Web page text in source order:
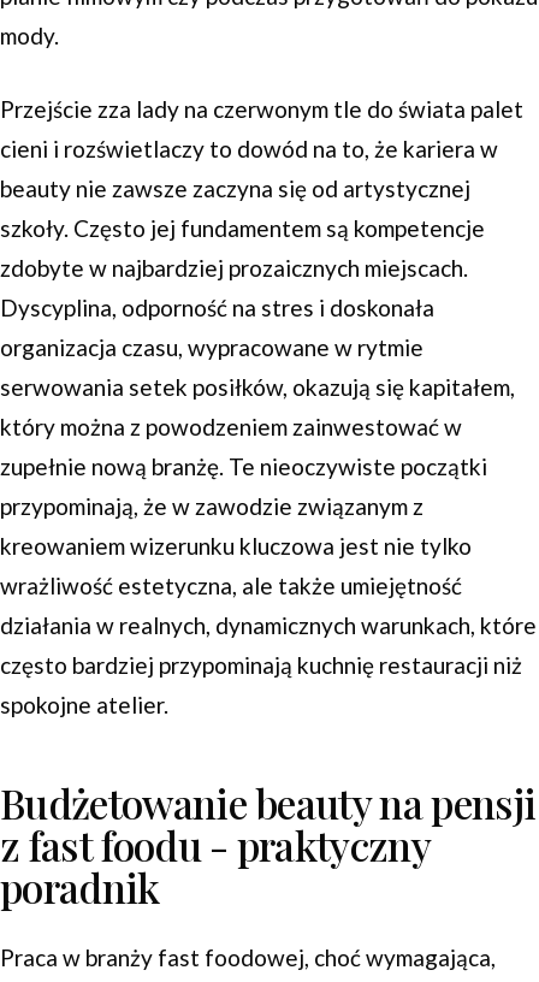
mody.
Przejście zza lady na czerwonym tle do świata palet
cieni i rozświetlaczy to dowód na to, że kariera w
beauty nie zawsze zaczyna się od artystycznej
szkoły. Często jej fundamentem są kompetencje
zdobyte w najbardziej prozaicznych miejscach.
Dyscyplina, odporność na stres i doskonała
organizacja czasu, wypracowane w rytmie
serwowania setek posiłków, okazują się kapitałem,
który można z powodzeniem zainwestować w
zupełnie nową branżę. Te nieoczywiste początki
przypominają, że w zawodzie związanym z
kreowaniem wizerunku kluczowa jest nie tylko
wrażliwość estetyczna, ale także umiejętność
działania w realnych, dynamicznych warunkach, które
często bardziej przypominają kuchnię restauracji niż
spokojne atelier.
Budżetowanie beauty na pensji
z fast foodu - praktyczny
poradnik
Praca w branży fast foodowej, choć wymagająca,